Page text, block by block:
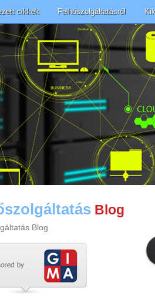
cikkek Felhőszolgáltatásról
Blog
Blog